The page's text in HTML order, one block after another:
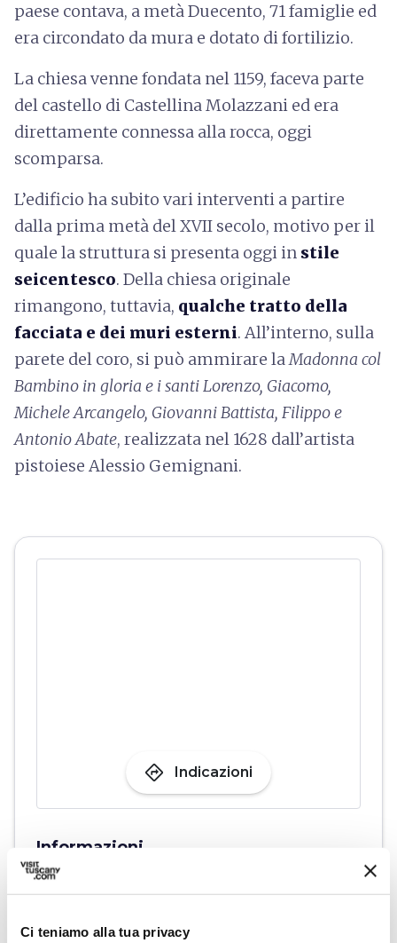
Ci teniamo alla tua privacy
paese contava, a metà Duecento, 71 famiglie ed
era circondato da mura e dotato di fortilizio.
La chiesa venne fondata nel 1159, faceva parte
del castello di Castellina Molazzani ed era
direttamente connessa alla rocca, oggi
scomparsa.
L’edificio ha subito vari interventi a partire
dalla prima metà del XVII secolo, motivo per il
quale la struttura si presenta oggi in stile
seicentesco. Della chiesa originale
rimangono, tuttavia, qualche tratto della
facciata e dei muri esterni. All’interno, sulla
parete del coro, si può ammirare laMadonna col
Bambino in gloria e i santi Lorenzo, Giacomo,
Michele Arcangelo, Giovanni Battista, Filippo e
Antonio Abate, realizzata nel 1628 dall’artista
pistoiese Alessio Gemignani.
directions Indicazioni
Informazioni
home
Via Valenta, 39, 51030 Castellina PT, Italia